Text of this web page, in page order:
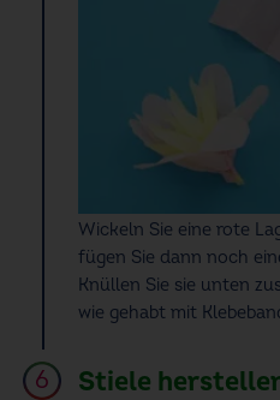
Wickeln Sie eine rote
fügen Sie dann noch
Knüllen Sie sie unten
wie gehabt mit
Stiele